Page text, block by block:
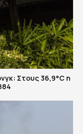
Στους 36,9°C η